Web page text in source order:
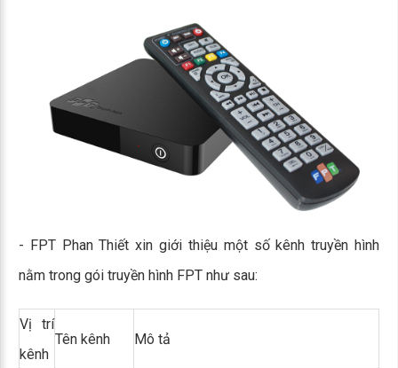
- FPT Phan Thiết xin giới thiệu một số kênh truyền hình
nằm trong gói truyền hình FPT như sau:
Vị trí
kênh
Tên kênh Mô tả